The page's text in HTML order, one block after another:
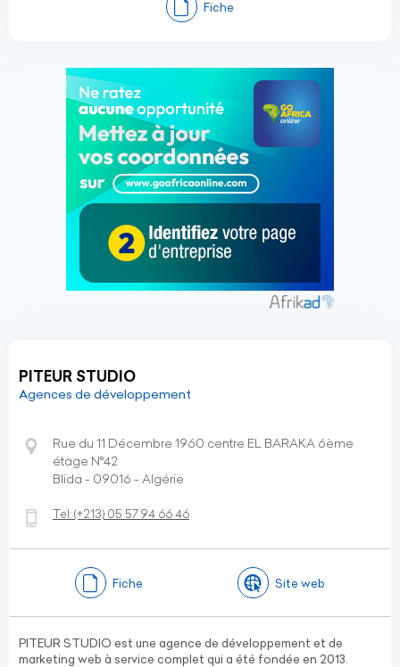
Fiche
PITEUR STUDIO
Agences de développement
Rue du 11 Décembre 1960 centre EL BARAKA 6ème
étage N°42
Blida - 09016 - Algérie
Tel:(+213) 05 57 94 66 46
Fiche Site web
PITEUR STUDIO est une agence de développement et de
marketing web à service complet qui a été fondée en 2013.